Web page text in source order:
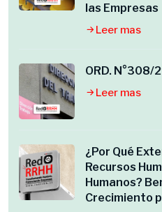
las Empresas
Leer mas
ORD. N°308/
Leer mas
¿Por Qué
Recursos
Humanos?
Crecimiento